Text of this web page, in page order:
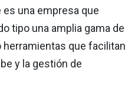
es una empresa que
tipo una amplia gama de
herramientas que facilitan
y la gestión de